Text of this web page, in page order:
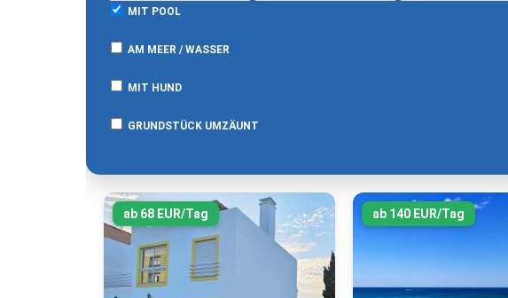
MIT POOL
AM MEER / WASSER
MIT HUND
GRUNDSTÜCK UMZÄUNT
ab 68 EUR/Tag ab 140 EUR/Tag